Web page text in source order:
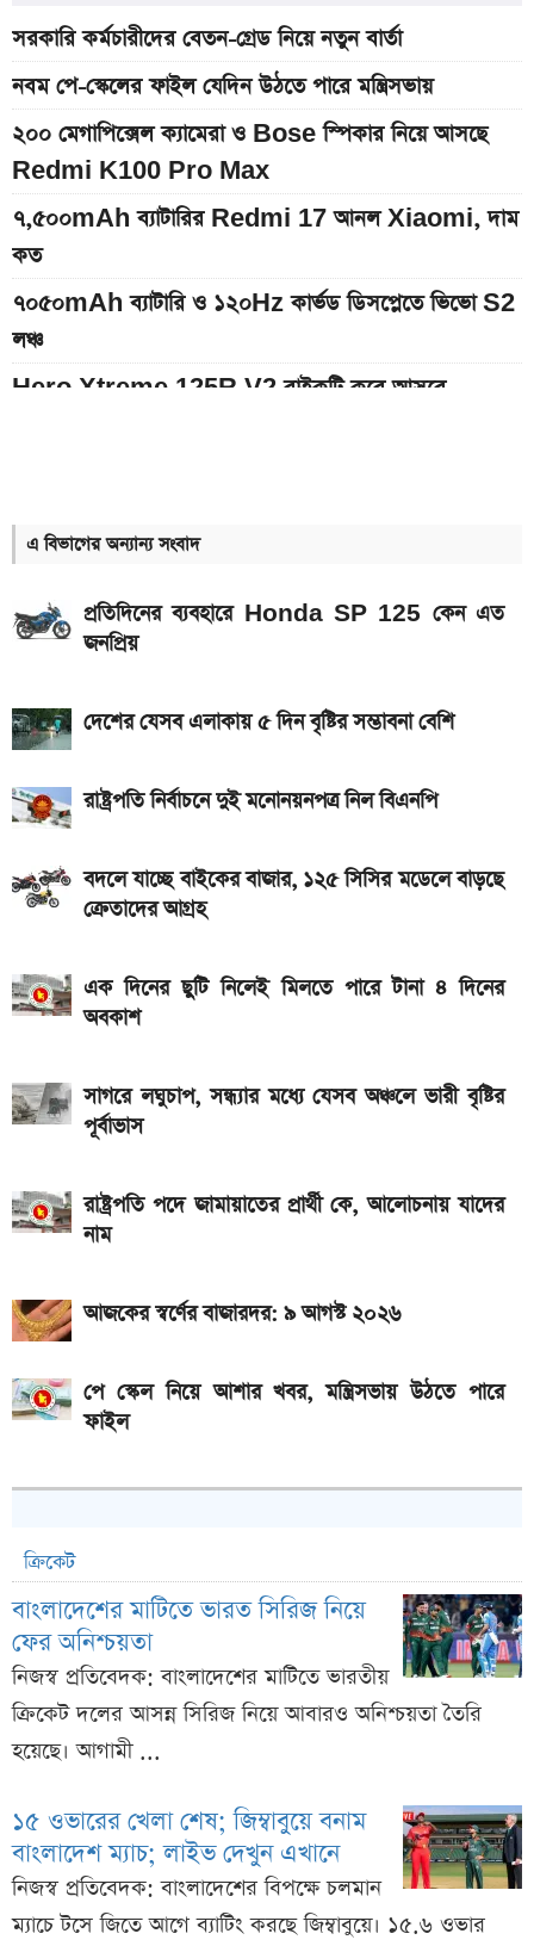
সরকারি কর্মচারীদের বেতন-গ্রেড নিয়ে নতুন বার্তা
নবম পে-স্কেলের ফাইল যেদিন উঠতে পারে মন্ত্রিসভায়
২০০ মেগাপিক্সেল ক্যামেরা ও Bose স্পিকার নিয়ে আসছে
Redmi K100 Pro Max
৭,৫০০mAh ব্যাটারির Redmi 17 আনল Xiaomi, দাম
কত
৭০৫০mAh ব্যাটারি ও ১২০Hz কার্ভড ডিসপ্লেতে ভিভো S2
লঞ্চ
Hero Xtreme 125R V2 বাইকটি কবে আসবে
আজকের স্বর্ণের বাজারদর: ০৮ আগস্ট ২০২৬
ইন্টার মায়ামি বনাম মন্তের ম্যাচ; সরাসরি যেভাবে দেখবেন
আগামী সপ্তাহেই সুখবর, বেতন-ইনক্রিমেট নিয়ে যা জানা গেল
ভালভ ইঞ্জিন ও TFT ডিসপ্লে
মালয়েশিয়ায় যেতে বাংলাদেশিদের আবেদন শুরু, অগ্রাধিকার
পাবেন যারা
iQOO Z11-এ থাকছে ৬.৮৩ ইঞ্চির কার্ভড AMOLED
ডিসপ্লে, থাকছে সরু ফ্রেম
৭৫০০mAh ব্যাটারি নিয়ে বাজারে এলো Redmi 17 5G
দেশের বাজারে আজ ১৮, ২১ ও ২২ ক্যারেট একভরি সোনার
এ বিভাগের অন্যান্য সংবাদ
প্রতিদিনের ব্যবহারে Honda SP 125 কেন এত
জনপ্রিয়
দেশের যেসব এলাকায় ৫ দিন বৃষ্টির সম্ভাবনা বেশি
রাষ্ট্রপতি নির্বাচনে দুই মনোনয়নপত্র নিল বিএনপি
বদলে যাচ্ছে বাইকের বাজার, ১২৫ সিসির মডেলে বাড়ছে
ক্রেতাদের আগ্রহ
এক দিনের ছুটি নিলেই মিলতে পারে টানা ৪ দিনের
অবকাশ
সাগরে লঘুচাপ, সন্ধ্যার মধ্যে যেসব অঞ্চলে ভারী বৃষ্টির
পূর্বাভাস
রাষ্ট্রপতি পদে জামায়াতের প্রার্থী কে, আলোচনায় যাদের
নাম
আজকের স্বর্ণের বাজারদর: ৯ আগস্ট ২০২৬
পে স্কেল নিয়ে আশার খবর, মন্ত্রিসভায় উঠতে পারে
ফাইল
ক্রিকেট
বাংলাদেশের মাটিতে ভারত সিরিজ নিয়ে
ফের অনিশ্চয়তা
নিজস্ব প্রতিবেদক: বাংলাদেশের মাটিতে ভারতীয়
ক্রিকেট দলের আসন্ন সিরিজ নিয়ে আবারও অনিশ্চয়তা তৈরি
হয়েছে। আগামী ...
১৫ ওভারের খেলা শেষ; জিম্বাবুয়ে বনাম
বাংলাদেশ ম্যাচ; লাইভ দেখুন এখানে
নিজস্ব প্রতিবেদক: বাংলাদেশের বিপক্ষে চলমান
ম্যাচে টসে জিতে আগে ব্যাটিং করছে জিম্বাবুয়ে। ১৫.৬ ওভার